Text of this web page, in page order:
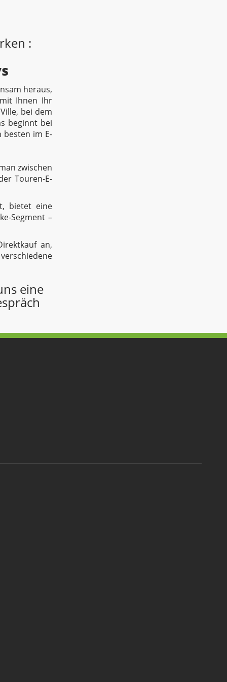
:
heraus,
Ihnen Ihr
bei dem
beginnt bei
im E-
zwischen
Touren-E-
bietet eine
Segment –
an,
eine